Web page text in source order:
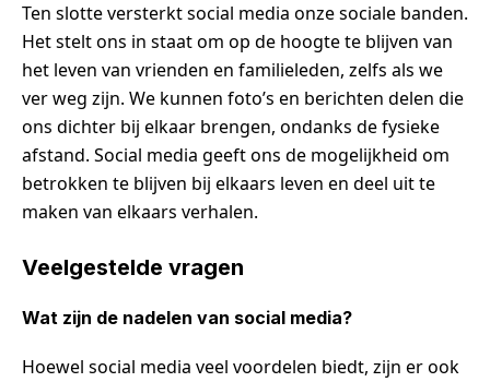
Ten slotte versterkt social media onze sociale banden.
Het stelt ons in staat om op de hoogte te blijven van
het leven van vrienden en familieleden, zelfs als we
ver weg zijn. We kunnen foto’s en berichten delen die
ons dichter bij elkaar brengen, ondanks de fysieke
afstand. Social media geeft ons de mogelijkheid om
betrokken te blijven bij elkaars leven en deel uit te
maken van elkaars verhalen.
Veelgestelde vragen
Wat zijn de nadelen van social media?
Hoewel social media veel voordelen biedt, zijn er ook